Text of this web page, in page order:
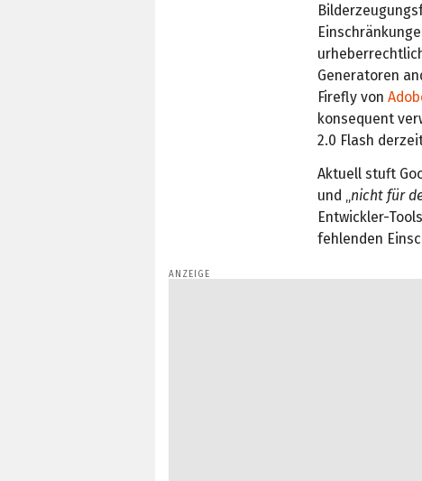
Generatoren
Firefly von
konsequent
2.0 Flash
Aktuell stuft
und „nicht für
Entwickler-
fehlenden